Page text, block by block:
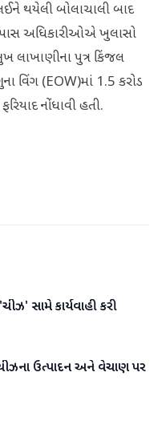
થયેલી બોલાચાલી બાદ
અધિકારીઓએ ખુલાસો
લાખાણીના પુત્ર કિંજલ
વિંગ (EOW)માં 1.5 કરોડ
નોંધાવી હતી.
ગુજરાત સરકારે 'એનાલોગ' પનીર, નકલી 'ચીઝ' સામે કાર્યવાહી કરી
ઉત્પાદન અને વેચાણ પર